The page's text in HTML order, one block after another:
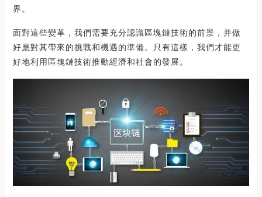
界。
面對這些變革，我們需要充分認識區塊鏈技術的前景，并做
好應對其帶來的挑戰和機遇的準備。只有這樣，我們才能更
好地利用區塊鏈技術推動經濟和社會的發展。